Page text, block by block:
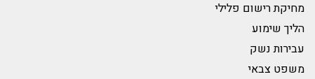
מחיקת רישום פלילי
הליך שימוע
עבירות נשק
משפט צבאי